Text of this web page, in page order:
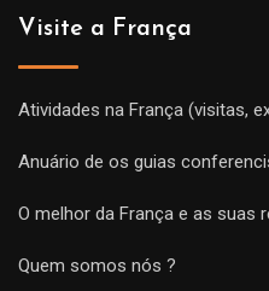
Visite a França
Atividades na França (visitas,
Anuário de os guias
O melhor da França e as suas
Quem somos nós ?